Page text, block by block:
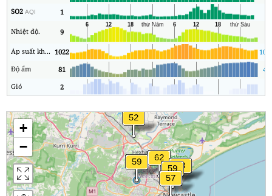
SO2AQI 1
Nhiệt độ. 9
Áp suất không khí 1022
Độ ẩm
81
48
Gió
2
+
−